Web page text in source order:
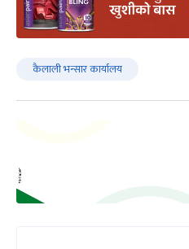
कैलाली भन्सार कार्यालय